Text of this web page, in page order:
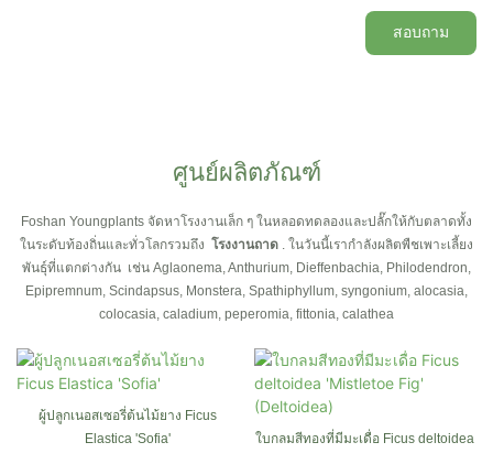
สอบถาม
ศูนย์ผลิตภัณฑ์
Foshan Youngplants จัดหาโรงงานเล็ก ๆ ในหลอดทดลองและปลั๊กให้กับตลาดทั้ง
ในระดับท้องถิ่นและทั่วโลกรวมถึง โรงงานถาด . ในวันนี้เรากำลังผลิตพืชเพาะเลี้ยง
พันธุ์ที่แตกต่างกัน เช่น Aglaonema, Anthurium, Dieffenbachia, Philodendron,
Epipremnum, Scindapsus, Monstera, Spathiphyllum, syngonium, alocasia,
colocasia, caladium, peperomia, fittonia, calathea
ผู้ปลูกเนอสเซอรี่ต้นไม้ยาง Ficus
Elastica 'Sofia'
ใบกลมสีทองที่มีมะเดื่อ Ficus deltoidea